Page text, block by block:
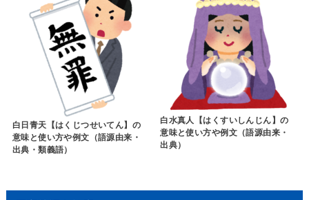
白日青天【はくじつせいてん】の
意味と使い方や例文（語源由来・
出典・類義語）
白水真人【はくすいしんじん】の
意味と使い方や例文（語源由来・
出典）